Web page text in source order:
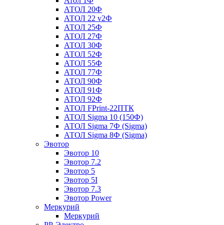
АТОЛ 20Ф
АТОЛ 22 v2Ф
АТОЛ 25Ф
АТОЛ 27Ф
АТОЛ 30Ф
АТОЛ 52Ф
АТОЛ 55Ф
АТОЛ 77Ф
АТОЛ 90Ф
АТОЛ 91Ф
АТОЛ 92Ф
АТОЛ FPrint-22ПТК
АТОЛ Sigma 10 (150Ф)
АТОЛ Sigma 7Ф (Sigma)
АТОЛ Sigma 8Ф (Sigma)
Эвотор
Эвотор 10
Эвотор 7.2
Эвотор 5
Эвотор 5I
Эвотор 7.3
Эвотор Power
Меркурий
Меркурий